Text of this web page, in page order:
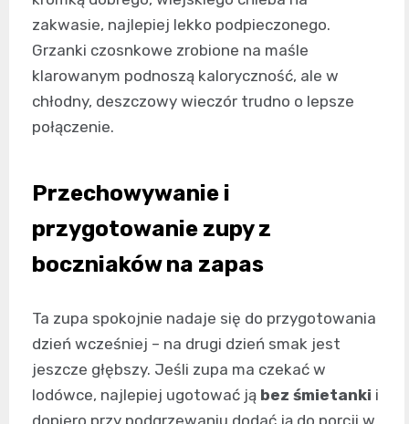
zakwasie, najlepiej lekko podpieczonego.
Grzanki czosnkowe zrobione na maśle
klarowanym podnoszą kaloryczność, ale w
chłodny, deszczowy wieczór trudno o lepsze
połączenie.
Przechowywanie i
przygotowanie zupy z
boczniaków na zapas
Ta zupa spokojnie nadaje się do przygotowania
dzień wcześniej – na drugi dzień smak jest
jeszcze głębszy. Jeśli zupa ma czekać w
lodówce, najlepiej ugotować ją bez śmietanki i